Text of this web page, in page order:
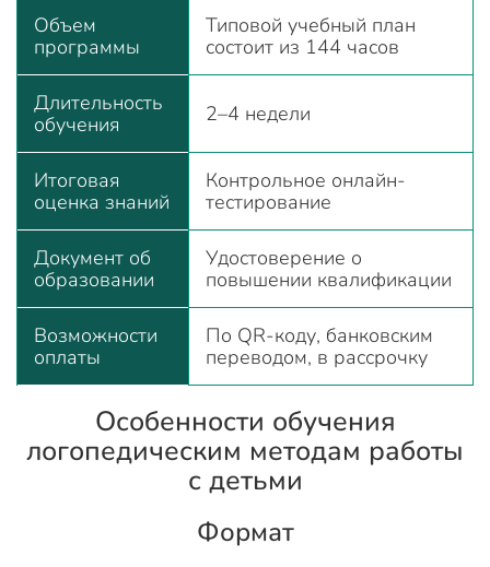
Объем
программы
Типовой учебный план
состоит из 144 часов
Длительность
обучения
2–4 недели
Итоговая
оценка знаний
Контрольное онлайн-
тестирование
Документ об
образовании
Удостоверение о
повышении квалификации
Возможности
оплаты
По QR-коду, банковским
переводом, в рассрочку
Особенности обучения
логопедическим методам работы
с детьми
Формат